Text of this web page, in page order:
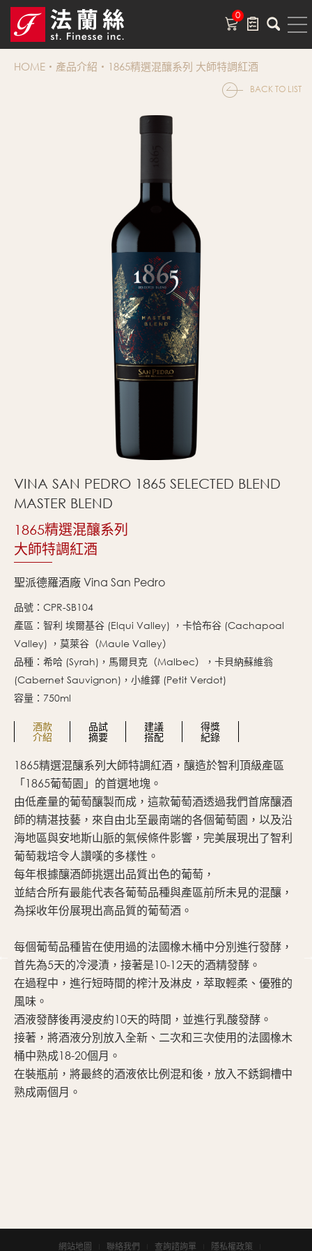
0
HOME 產品介紹 1865精選混釀系列 大師特調紅酒
BACK TO LIST
VINA SAN PEDRO 1865 SELECTED BLEND
MASTER BLEND
1865精選混釀系列
大師特調紅酒
聖派德羅酒廠 Vina San Pedro
品號：CPR-SB104
產區：智利 埃爾基谷 (Elqui Valley) ，卡恰布谷 (Cachapoal
Valley) ，莫萊谷（Maule Valley）
品種：希哈 (Syrah)，馬爾貝克（Malbec），卡貝納蘇維翁
(Cabernet Sauvignon)，小維鐸 (Petit Verdot)
容量：750ml
酒款
介紹
品試
摘要
建議
搭配
得獎
紀錄
1865精選混釀系列大師特調紅酒，釀造於智利頂級產區
「1865葡萄園」的首選地塊。
由低產量的葡萄釀製而成，這款葡萄酒透過我們首席釀酒
師的精湛技藝，來自由北至最南端的各個葡萄園，以及沿
海地區與安地斯山脈的氣候條件影響，完美展現出了智利
葡萄栽培令人讚嘆的多樣性。
每年根據釀酒師挑選出品質出色的葡萄，
並結合所有最能代表各葡萄品種與產區前所未見的混釀，
為採收年份展現出高品質的葡萄酒。
每個葡萄品種皆在使用過的法國橡木桶中分別進行發酵，
首先為5天的冷浸漬，接著是10-12天的酒精發酵。
在過程中，進行短時間的榨汁及淋皮，萃取輕柔、優雅的
風味。
酒液發酵後再浸皮約10天的時間，並進行乳酸發酵。
接著，將酒液分別放入全新、二次和三次使用的法國橡木
桶中熟成18-20個月。
在裝瓶前，將最終的酒液依比例混和後，放入不銹鋼槽中
熟成兩個月。
網站地圖 聯絡我們 查詢諮詢單 隱私權政策